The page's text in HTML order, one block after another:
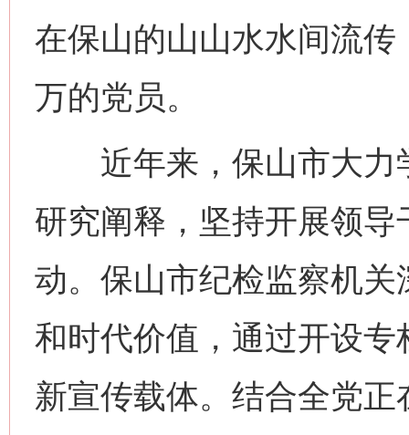
在保山的山山水水间流
万的党员。
近年来，保山市大力
研究阐释，坚持开展领
动。保山市纪检监察机
和时代价值，通过开设
新宣传载体。结合全党